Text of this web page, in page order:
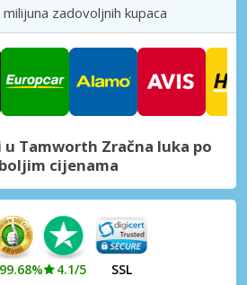
zadovoljnih kupaca
Tamworth Zračna luka po
cijenama
99.68% 4.1/5 SSL